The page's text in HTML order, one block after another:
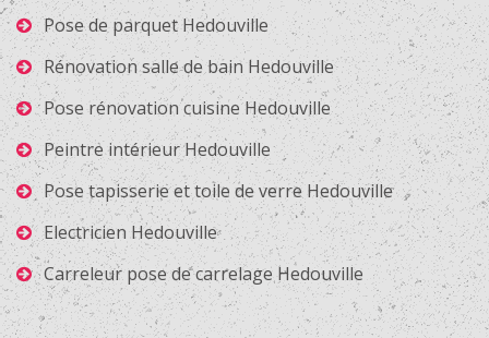
Pose de parquet Hedouville
Rénovation salle de bain Hedouville
Pose rénovation cuisine Hedouville
Peintre intérieur Hedouville
Pose tapisserie et toile de verre Hedouville
Electricien Hedouville
Carreleur pose de carrelage Hedouville